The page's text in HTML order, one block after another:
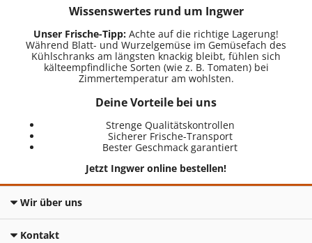
Wissenswertes rund um Ingwer
Unser Frische-Tipp: Achte auf die richtige Lagerung!
Während Blatt- und Wurzelgemüse im Gemüsefach des
Kühlschranks am längsten knackig bleibt, fühlen sich
kälteempfindliche Sorten (wie z. B. Tomaten) bei
Zimmertemperatur am wohlsten.
Deine Vorteile bei uns
Strenge Qualitätskontrollen
Sicherer Frische-Transport
Bester Geschmack garantiert
Jetzt Ingwer online bestellen!
Wir über uns
Kontakt